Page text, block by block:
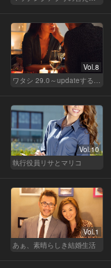
Vol.8
ワタシ 29.0～updateする女～
Vol.10
執行役員リサとマリコ
Vol.1
あぁ、素晴らしき結婚生活